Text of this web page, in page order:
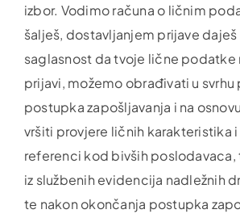
izbor. Vodimo računa o ličnim
šalješ, dostavljanjem prijave daješ
saglasnost da tvoje lične podatke
prijavi, možemo obrađivati u
postupka zapošljavanja i na
vršiti provjere ličnih karakteristika
referenci kod bivših
iz službenih evidencija nadležnih
te nakon okončanja postupka